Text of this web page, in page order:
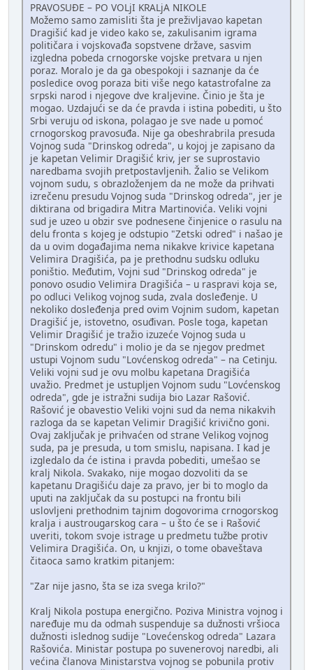
PRAVOSUĐE – PO VOLjI KRALjA NIKOLE
Možemo samo zamisliti šta je preživljavao kapetan
Dragišić kad je video kako se, zakulisanim igrama
političara i vojskovađa sopstvene države, sasvim
izgledna pobeda crnogorske vojske pretvara u njen
poraz. Moralo je da ga obespokoji i saznanje da će
posledice ovog poraza biti više nego katastrofalne za
srpski narod i njegove dve kraljevine. Činio je šta je
mogao. Uzdajući se da će pravda i istina pobediti, u što
Srbi veruju od iskona, polagao je sve nade u pomoć
crnogorskog pravosuđa. Nije ga obeshrabrila presuda
Vojnog suda "Drinskog odreda", u kojoj je zapisano da
je kapetan Velimir Dragišić kriv, jer se suprostavio
naredbama svojih pretpostavljenih. Žalio se Velikom
vojnom sudu, s obrazloženjem da ne može da prihvati
izrečenu presudu Vojnog suda "Drinskog odreda", jer je
diktirana od brigadira Mitra Martinovića. Veliki vojni
sud je uzeo u obzir sve podnesene činjenice o rasulu na
delu fronta s kojeg je odstupio "Zetski odred" i našao je
da u ovim događajima nema nikakve krivice kapetana
Velimira Dragišića, pa je prethodnu sudsku odluku
poništio. Međutim, Vojni sud "Drinskog odreda" je
ponovo osudio Velimira Dragišića – u raspravi koja se,
po odluci Velikog vojnog suda, zvala dosleđenje. U
nekoliko dosleđenja pred ovim Vojnim sudom, kapetan
Dragišić je, istovetno, osuđivan. Posle toga, kapetan
Velimir Dragišić je tražio izuzeće Vojnog suda u
"Drinskom odredu" i molio je da se njegov predmet
ustupi Vojnom sudu "Lovćenskog odreda" – na Cetinju.
Veliki vojni sud je ovu molbu kapetana Dragišića
uvažio. Predmet je ustupljen Vojnom sudu "Lovćenskog
odreda", gde je istražni sudija bio Lazar Rašović.
Rašović je obavestio Veliki vojni sud da nema nikakvih
razloga da se kapetan Velimir Dragišić krivično goni.
Ovaj zaključak je prihvaćen od strane Velikog vojnog
suda, pa je presuda, u tom smislu, napisana. I kad je
izgledalo da će istina i pravda pobediti, umešao se
kralj Nikola. Svakako, nije mogao dozvoliti da se
kapetanu Dragišiću daje za pravo, jer bi to moglo da
uputi na zaključak da su postupci na frontu bili
uslovljeni prethodnim tajnim dogovorima crnogorskog
kralja i austrougarskog cara – u što će se i Rašović
uveriti, tokom svoje istrage u predmetu tužbe protiv
Velimira Dragišića. On, u knjizi, o tome obaveštava
čitaoca samo kratkim pitanjem:
"Zar nije jasno, šta se iza svega krilo?"
Kralj Nikola postupa energično. Poziva Ministra vojnog i
naređuje mu da odmah suspenduje sa dužnosti vršioca
dužnosti islednog sudije "Lovećenskog odreda" Lazara
Rašovića. Ministar postupa po suvenerovoj naredbi, ali
većina članova Ministarstva vojnog se pobunila protiv